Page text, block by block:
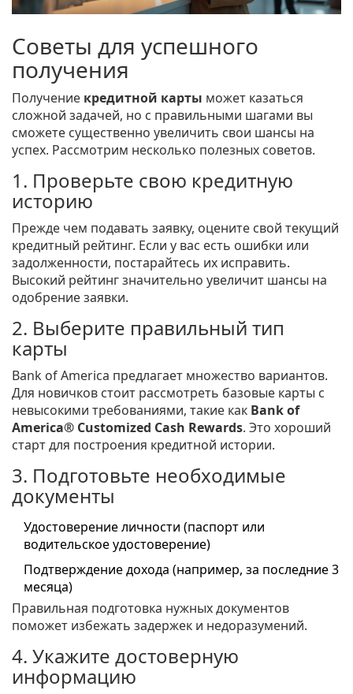
Советы для успешного
получения
Получение кредитной карты может казаться
сложной задачей, но с правильными шагами вы
сможете существенно увеличить свои шансы на
успех. Рассмотрим несколько полезных советов.
1. Проверьте свою кредитную
историю
Прежде чем подавать заявку, оцените свой текущий
кредитный рейтинг. Если у вас есть ошибки или
задолженности, постарайтесь их исправить.
Высокий рейтинг значительно увеличит шансы на
одобрение заявки.
2. Выберите правильный тип
карты
Bank of America предлагает множество вариантов.
Для новичков стоит рассмотреть базовые карты с
невысокими требованиями, такие как Bank of
America® Customized Cash Rewards. Это хороший
старт для построения кредитной истории.
3. Подготовьте необходимые
документы
Удостоверение личности (паспорт или
водительское удостоверение)
Подтверждение дохода (например, за последние 3
месяца)
Правильная подготовка нужных документов
поможет избежать задержек и недоразумений.
4. Укажите достоверную
информацию